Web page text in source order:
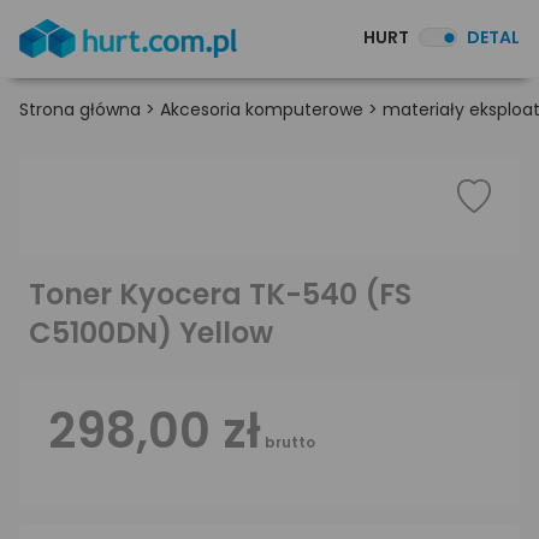
HURT DETAL
Strona główna > Akcesoria komputerowe > materiały
Toner Kyocera TK-540 (FS
C5100DN) Yellow
298,00 zł brutto